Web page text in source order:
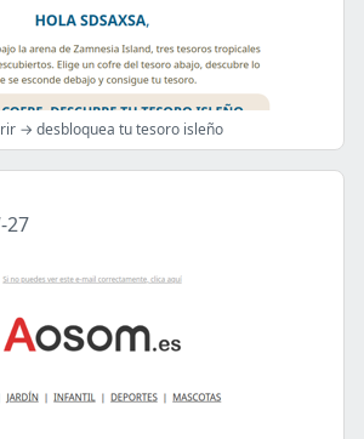
→ desbloquea tu tesoro isleño
27